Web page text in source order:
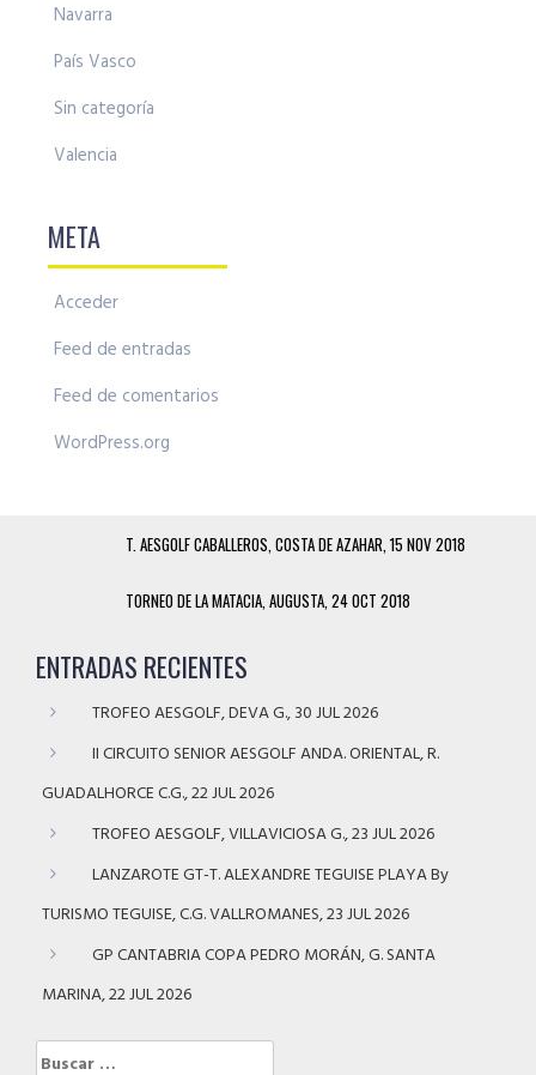
Navarra
País Vasco
Sin categoría
Valencia
META
Acceder
Feed de entradas
Feed de comentarios
WordPress.org
T. AESGOLF CABALLEROS, COSTA DE AZAHAR, 15 NOV 2018
TORNEO DE LA MATACIA, AUGUSTA, 24 OCT 2018
ENTRADAS RECIENTES
TROFEO AESGOLF, DEVA G., 30 JUL 2026
II CIRCUITO SENIOR AESGOLF ANDA. ORIENTAL, R.
GUADALHORCE C.G., 22 JUL 2026
TROFEO AESGOLF, VILLAVICIOSA G., 23 JUL 2026
LANZAROTE GT-T. ALEXANDRE TEGUISE PLAYA By
TURISMO TEGUISE, C.G. VALLROMANES, 23 JUL 2026
GP CANTABRIA COPA PEDRO MORÁN, G. SANTA
MARINA, 22 JUL 2026
Buscar: